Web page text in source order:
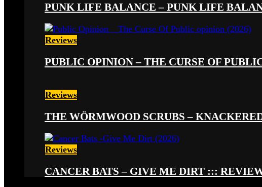
PUNK LIFE BALANCE – PUNK LIFE
Reviews
PUBLIC OPINION – THE CURSE OF
Reviews
THE WÖRMWOOD SCRUBS –
Reviews
CANCER BATS – GIVE ME DIRT :::